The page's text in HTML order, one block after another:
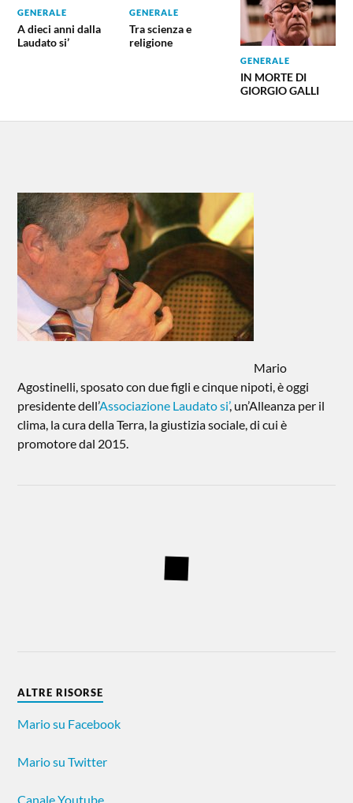
GENERALE
A dieci anni dalla
Laudato si’
GENERALE
Tra scienza e
religione
GENERALE
IN MORTE DI
GIORGIO GALLI
Mario
Agostinelli, sposato con due figli e cinque nipoti, è oggi
presidente dell’Associazione Laudato si’, un’Alleanza per il
clima, la cura della Terra, la giustizia sociale, di cui è
promotore dal 2015.
ALTRE RISORSE
Mario su Facebook
Mario su Twitter
Canale Youtube